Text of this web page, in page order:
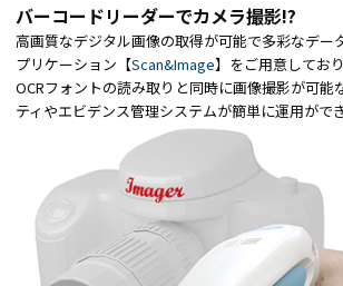
バーコードリーダーでカメラ撮影!?
高画質なデジタル画像の取得が可能で多彩なデー
プリケーション【Scan&Image】をご用意してお
OCRフォントの読み取りと同時に画像撮影が可能
ティやエビデンス管理システムが簡単に運用ができ